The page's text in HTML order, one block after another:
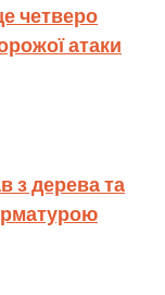
четверо
атаки
з дерева та